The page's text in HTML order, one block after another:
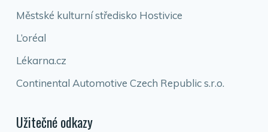
Městské kulturní středisko Hostivice
L’oréal
Lékarna.cz
Continental Automotive Czech Republic s.r.o.
Užitečné odkazy